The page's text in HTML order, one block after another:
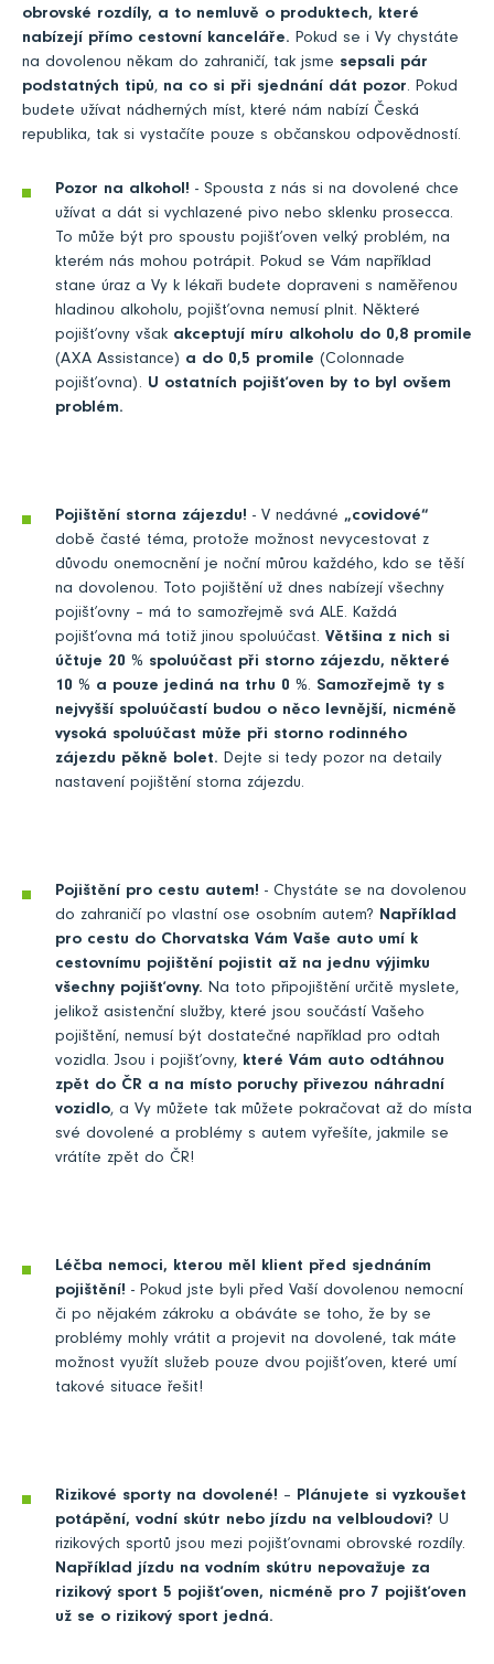
obrovské rozdíly, a to nemluvě o produktech, které
nabízejí přímo cestovní kanceláře. Pokud se i Vy chystáte
na dovolenou někam do zahraničí, tak jsme sepsali pár
podstatných tipů, na co si při sjednání dát pozor. Pokud
budete užívat nádherných míst, které nám nabízí Česká
republika, tak si vystačíte pouze s občanskou odpovědností.
Pozor na alkohol! - Spousta z nás si na dovolené chce
užívat a dát si vychlazené pivo nebo sklenku prosecca.
To může být pro spoustu pojišťoven velký problém, na
kterém nás mohou potrápit. Pokud se Vám například
stane úraz a Vy k lékaři budete dopraveni s naměřenou
hladinou alkoholu, pojišťovna nemusí plnit. Některé
pojišťovny však akceptují míru alkoholu do 0,8 promile
(AXA Assistance) a do 0,5 promile (Colonnade
pojišťovna). U ostatních pojišťoven by to byl ovšem
problém.
Pojištění storna zájezdu! - V nedávné „covidové“
době časté téma, protože možnost nevycestovat z
důvodu onemocnění je noční můrou každého, kdo se těší
na dovolenou. Toto pojištění už dnes nabízejí všechny
pojišťovny – má to samozřejmě svá ALE. Každá
pojišťovna má totiž jinou spoluúčast. Většina z nich si
účtuje 20 % spoluúčast při storno zájezdu, některé
10 % a pouze jediná na trhu 0 %. Samozřejmě ty s
nejvyšší spoluúčastí budou o něco levnější, nicméně
vysoká spoluúčast může při storno rodinného
zájezdu pěkně bolet. Dejte si tedy pozor na detaily
nastavení pojištění storna zájezdu.
Pojištění pro cestu autem! - Chystáte se na dovolenou
do zahraničí po vlastní ose osobním autem? Například
pro cestu do Chorvatska Vám Vaše auto umí k
cestovnímu pojištění pojistit až na jednu výjimku
všechny pojišťovny. Na toto připojištění určitě myslete,
jelikož asistenční služby, které jsou součástí Vašeho
pojištění, nemusí být dostatečné například pro odtah
vozidla. Jsou i pojišťovny, které Vám auto odtáhnou
zpět do ČR a na místo poruchy přivezou náhradní
vozidlo, a Vy můžete tak můžete pokračovat až do místa
své dovolené a problémy s autem vyřešíte, jakmile se
vrátíte zpět do ČR!
Léčba nemoci, kterou měl klient před sjednáním
pojištění! - Pokud jste byli před Vaší dovolenou nemocní
či po nějakém zákroku a obáváte se toho, že by se
problémy mohly vrátit a projevit na dovolené, tak máte
možnost využít služeb pouze dvou pojišťoven, které umí
takové situace řešit!
Rizikové sporty na dovolené! – Plánujete si vyzkoušet
potápění, vodní skútr nebo jízdu na velbloudovi? U
rizikových sportů jsou mezi pojišťovnami obrovské rozdíly.
Například jízdu na vodním skútru nepovažuje za
rizikový sport 5 pojišťoven, nicméně pro 7 pojišťoven
už se o rizikový sport jedná.